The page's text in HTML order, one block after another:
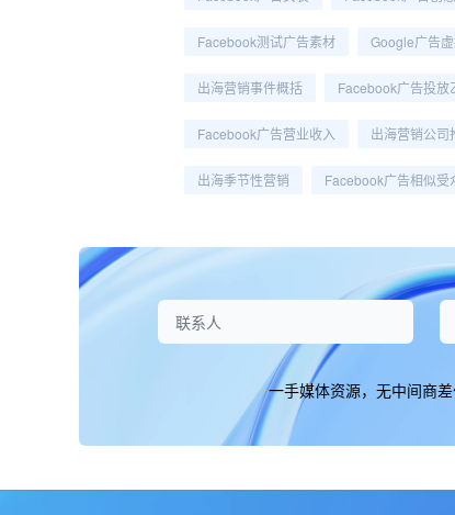
Facebook测试广告素材 Google广告
出海营销事件概括 Facebook广告投放
Facebook广告营业收入 出海营销公司
出海季节性营销 Facebook广告相似受
一手媒体资源，无中间商